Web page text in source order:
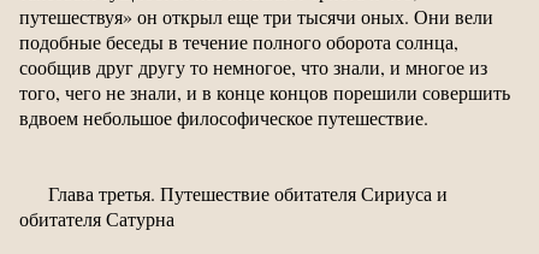
путешествуя» он открыл еще три тысячи оных. Они вели
подобные беседы в течение полного оборота солнца,
сообщив друг другу то немногое, что знали, и многое из
того, чего не знали, и в конце концов порешили совершить
вдвоем небольшое философическое путешествие.
Глава третья. Путешествие обитателя Сириуса и
обитателя Сатурна